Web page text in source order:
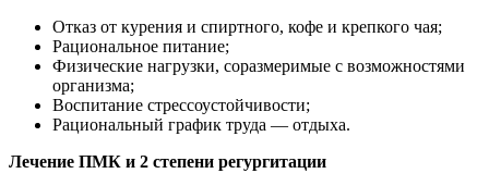
Отказ от курения и спиртного, кофе и крепкого чая;
Рациональное питание;
Физические нагрузки, соразмеримые с возможностями
организма;
Воспитание стрессоустойчивости;
Рациональный график труда — отдыха.
Лечение ПМК и 2 степени регургитации